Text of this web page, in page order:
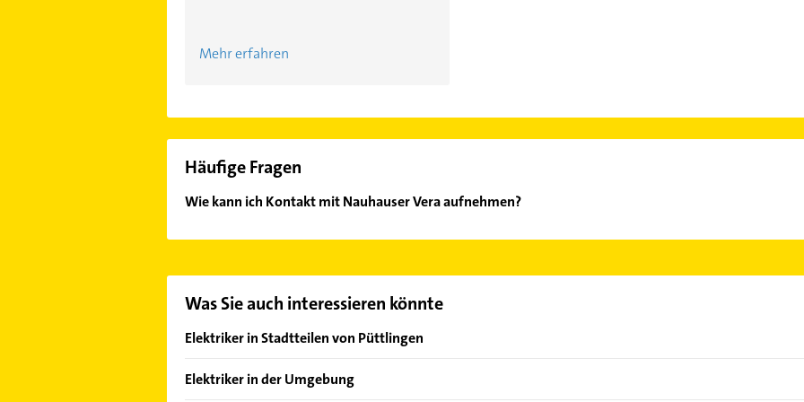
Mehr erfahren
Häufige Fragen
Wie kann ich Kontakt mit Nauhauser Vera aufnehmen?
Was Sie auch interessieren könnte
Elektriker in Stadtteilen von Püttlingen
Köllerbach
Elektriker in der Umgebung